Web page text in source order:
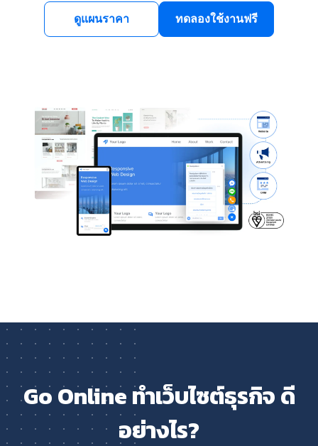
ดูแผนราคา ทดลองใช้งานฟรี
Go Online ทำเว็บไซต์ธุรกิจ ดี
อย่างไร?